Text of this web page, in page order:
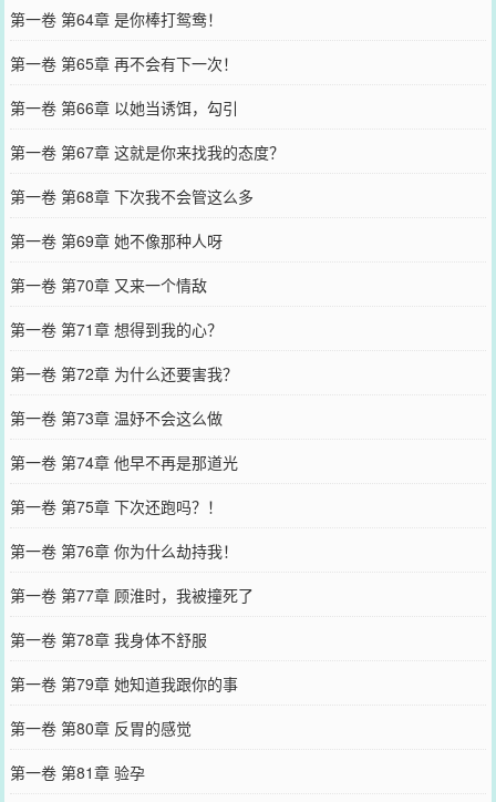
第一卷 第64章 是你棒打鸳鸯！
第一卷 第65章 再不会有下一次！
第一卷 第66章 以她当诱饵，勾引
第一卷 第67章 这就是你来找我的态度？
第一卷 第68章 下次我不会管这么多
第一卷 第69章 她不像那种人呀
第一卷 第70章 又来一个情敌
第一卷 第71章 想得到我的心？
第一卷 第72章 为什么还要害我？
第一卷 第73章 温妤不会这么做
第一卷 第74章 他早不再是那道光
第一卷 第75章 下次还跑吗？！
第一卷 第76章 你为什么劫持我！
第一卷 第77章 顾淮时，我被撞死了
第一卷 第78章 我身体不舒服
第一卷 第79章 她知道我跟你的事
第一卷 第80章 反胃的感觉
第一卷 第81章 验孕